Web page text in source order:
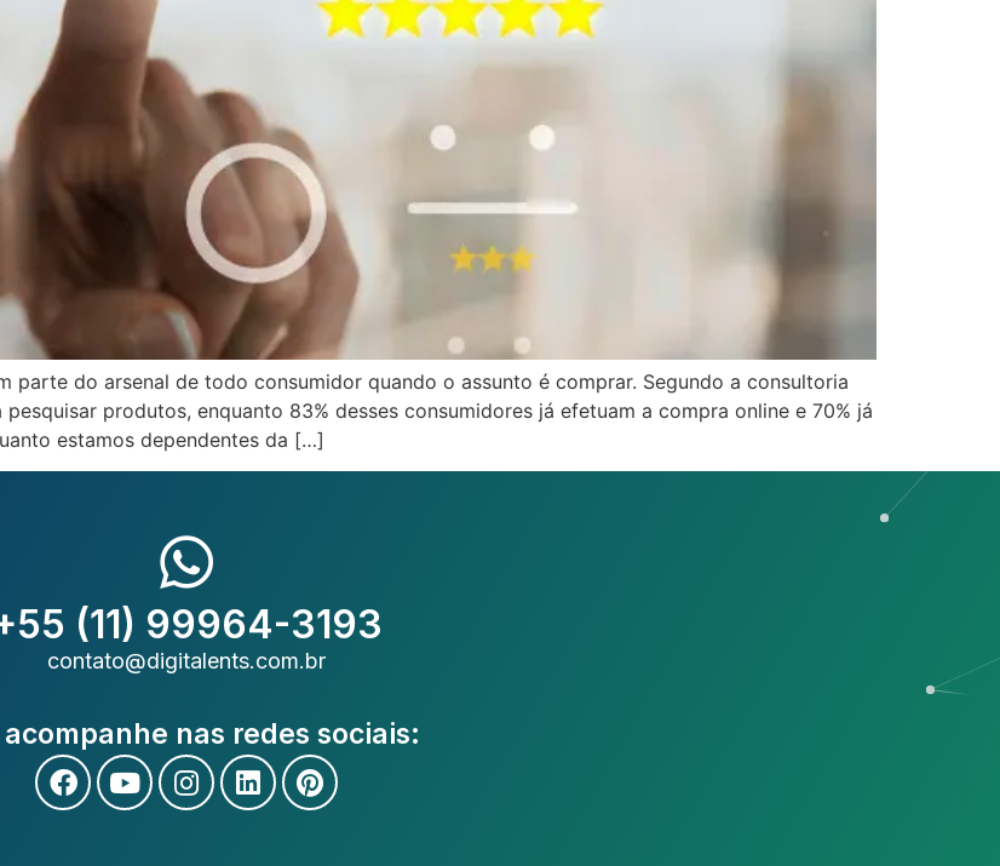
parte do arsenal de todo consumidor quando o assunto é comprar. Segundo a consultoria
produtos, enquanto 83% desses consumidores já efetuam a compra online e 70% já
estamos dependentes da […]
(11) 99964-3193
contato@digitalents.com.br
acompanhe nas redes sociais: